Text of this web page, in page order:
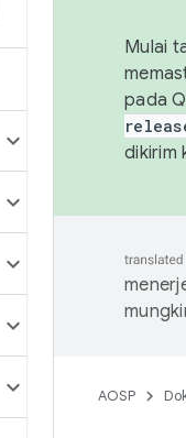
Mulai
pada
dikirim
AOSP